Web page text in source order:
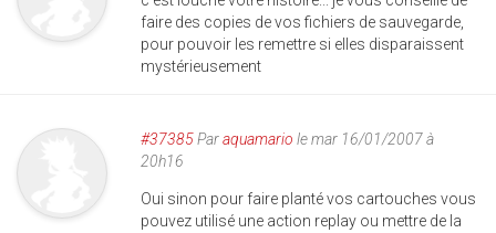
faire des copies de vos fichiers de sauvegarde,
pour pouvoir les remettre si elles disparaissent
mystérieusement
#37385Paraquamario le mar 16/01/2007 à
20h16
Oui sinon pour faire planté vos cartouches vous
pouvez utilisé une action replay ou mettre de la